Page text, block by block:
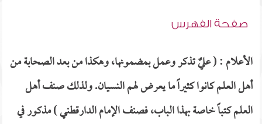
صفحة الفهرس
الأعلام : ( عليٌ تذكر وعمل بمضمونها، وهكذا من بعد الصحابة من
أهل العلم كانوا كثيراً ما يعرض لهم النسيان. ولذلك صنف أهل
العلم كتباً خاصة بهذا الباب، فصنف الإمام الدارقطني ) مذكور في